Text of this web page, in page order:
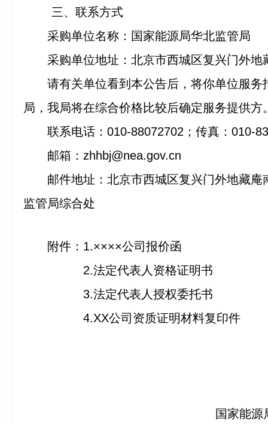
三、联系方式
采购单位名称：国家能源局华北监管局
采购单位地址：北京市西城区复兴门外地
请有关单位看到本公告后，将你单位服
局，我局将在综合价格比较后确定服务提供方
联系电话：010-88072702；传真：010-
邮箱：zhhbj@nea.gov.cn
邮件地址：北京市西城区复兴门外地藏
监管局综合处
附件：1.××××公司报价函
2.法定代表人资格证明书
3.法定代表人授权委托书
4.XX公司资质证明材料复印件
国家能源